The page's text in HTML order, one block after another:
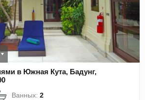
в Южная Кута, Бадунг,
Ванных:2